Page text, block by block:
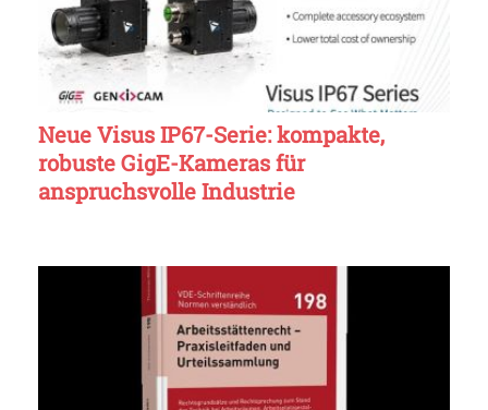
Neue Visus IP67-Serie: kompakte,
robuste GigE-Kameras für
anspruchsvolle Industrie